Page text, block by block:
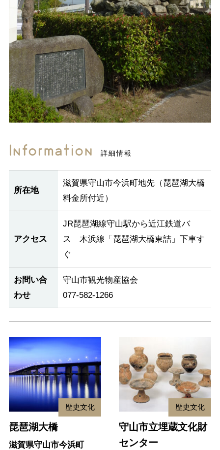
Information 詳細情報
所在地
滋賀県守山市今浜町地先（琵琶湖大橋
料金所付近）
アクセス
JR琵琶湖線守山駅から近江鉄道バ
ス 木浜線「琵琶湖大橋東詰」下車す
ぐ
お問い合
わせ
守山市観光物産協会
077-582-1266
歴史文化
琵琶湖大橋
滋賀県守山市今浜町
歴史文化
守山市立埋蔵文化財
センター